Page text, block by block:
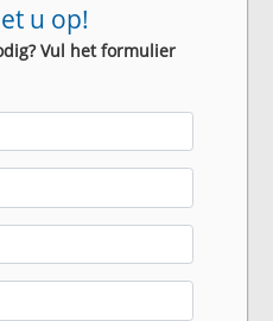
u op!
Vul het formulier